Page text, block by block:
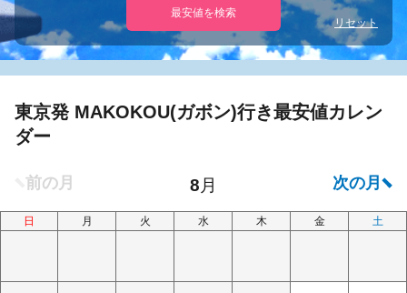
最安値を検索
リセット
東京発 MAKOKOU(ガボン)行き最安値カレン
ダー
日 月 火 水 木 金 土